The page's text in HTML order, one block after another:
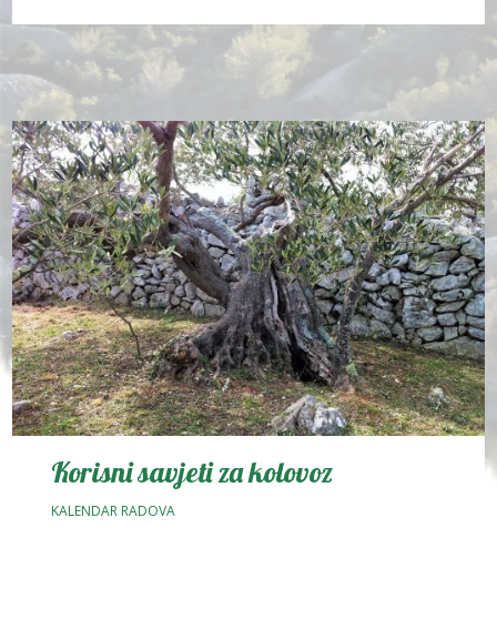
Korisni savjeti za kolovoz
KALENDAR RADOVA